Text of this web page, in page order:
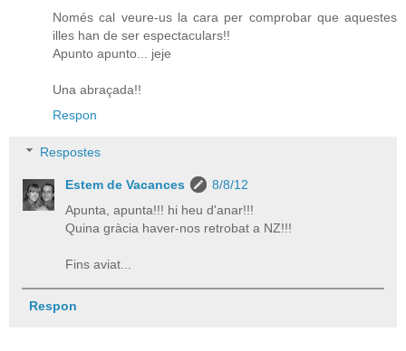
Només cal veure-us la cara per comprobar que aquestes
illes han de ser espectaculars!!
Apunto apunto... jeje
Una abraçada!!
Respon
Respostes
Estem de Vacances
8/8/12
Apunta, apunta!!! hi heu d'anar!!!
Quina gràcia haver-nos retrobat a NZ!!!
Fins aviat...
Respon